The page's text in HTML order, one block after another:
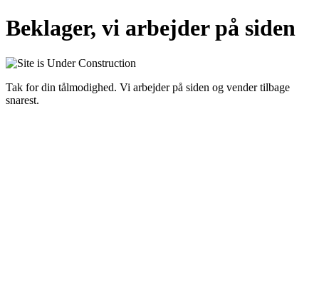
Beklager, vi arbejder på siden
Tak for din tålmodighed. Vi arbejder på siden og vender tilbage
snarest.